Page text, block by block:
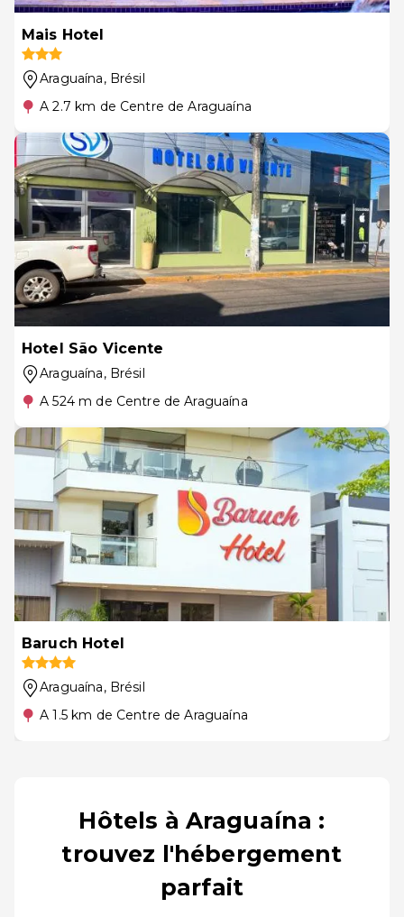
Mais Hotel
Araguaína, Brésil
A 2.7 km de Centre de Araguaína
Hotel São Vicente
Araguaína, Brésil
A 524 m de Centre de Araguaína
Baruch Hotel
Araguaína, Brésil
A 1.5 km de Centre de Araguaína
Hôtels à Araguaína :
trouvez l'hébergement
parfait